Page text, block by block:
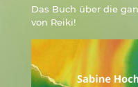
Das Buch über die
von Reiki!